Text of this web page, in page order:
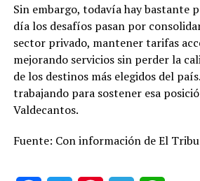
Sin embargo, todavía hay bastante
día los desafíos pasan por
sector privado, mantener tarifas
mejorando servicios sin perder la
de los destinos más elegidos del
trabajando para sostener esa
Valdecantos.
Fuente: Con información de El